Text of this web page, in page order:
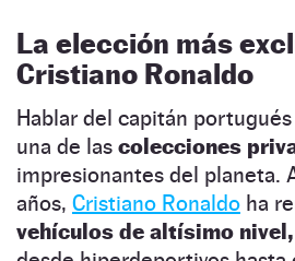
La elección más
Cristiano Ronaldo
Hablar del capitán
una de las colecciones
impresionantes del planeta.
años, Cristiano Ronaldo ha
vehículos de altísimo nivel,